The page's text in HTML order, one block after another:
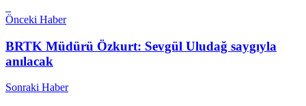
Önceki Haber
BRTK Müdürü Özkurt: Sevgül Uludağ saygıyla
anılacak
Sonraki Haber